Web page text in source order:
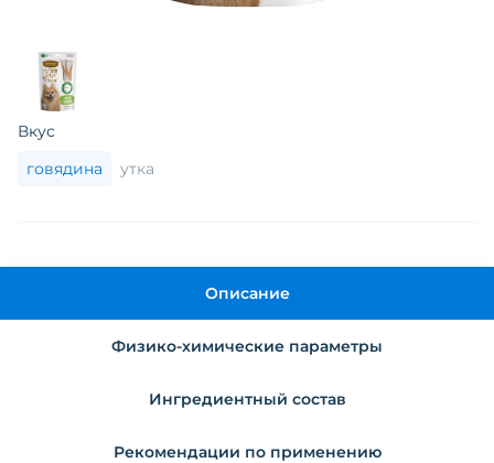
Вкус
говядина
утка
Описание
Физико-химические параметры
Ингредиентный состав
Рекомендации по применению